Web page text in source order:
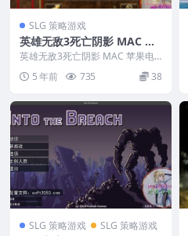
SLG 策略游戏
英雄无敌3死亡阴影 MAC 苹
果电脑游戏 简体中文版 支援
10.15 11 12适用于APPLE C
PU
英雄无敌3死亡阴影 MAC 苹果电
脑游戏 简体中文版 支援10.15 11
12...5 年前 735 38
SLG 策略游戏 SLG 策略游戏